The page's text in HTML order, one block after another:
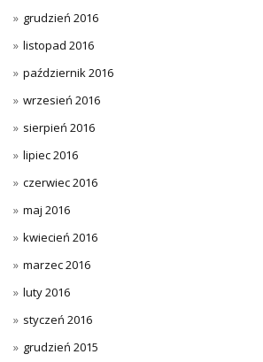
grudzień 2016
listopad 2016
październik 2016
wrzesień 2016
sierpień 2016
lipiec 2016
czerwiec 2016
maj 2016
kwiecień 2016
marzec 2016
luty 2016
styczeń 2016
grudzień 2015